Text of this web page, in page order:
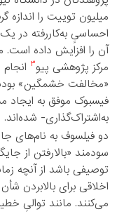
میلیون توییت را اندازه
مرکز پژوهشی پیو۳
«مخالفت خشمگین» بودند
فیسبوک موفق به ایجاد
به‌اشتراک‌گذاری- شده‌اند.
دو فیلسوف به نام‌های
سودمند «بالارفتن از
توصیفی باشد از آنچه
اخلاقی برای بالابردن
می‌کنند. مانند توالیِ